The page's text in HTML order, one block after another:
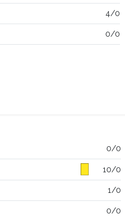
4/0
0/0
0/0
10/0
1/0
0/0